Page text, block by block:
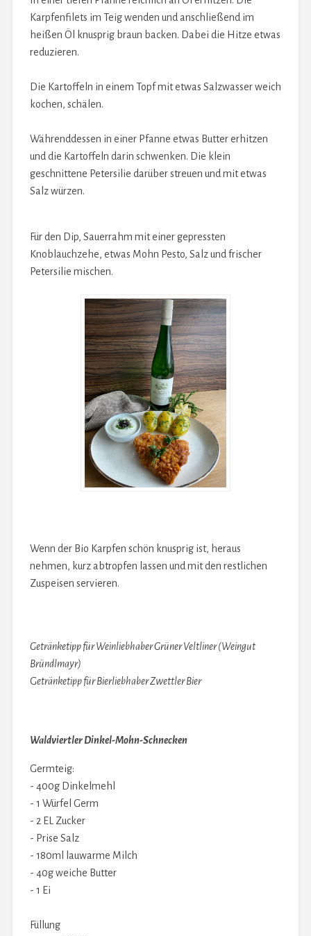
Karpfenfilets im Teig wenden und anschließend im
heißen Öl knusprig braun backen. Dabei die Hitze etwas
reduzieren.
Die Kartoffeln in einem Topf mit etwas Salzwasser weich
kochen, schälen.
Währenddessen in einer Pfanne etwas Butter erhitzen
und die Kartoffeln darin schwenken. Die klein
geschnittene Petersilie darüber streuen und mit etwas
Salz würzen.
Für den Dip, Sauerrahm mit einer gepressten
Knoblauchzehe, etwas Mohn Pesto, Salz und frischer
Petersilie mischen.
Wenn der Bio Karpfen schön knusprig ist, heraus
nehmen, kurz abtropfen lassen und mit den restlichen
Zuspeisen servieren.
Getränketipp für Weinliebhaber Grüner Veltliner (Weingut
Bründlmayr)
Getränketipp für Bierliebhaber Zwettler Bier
Waldviertler Dinkel-Mohn-Schnecken
Germteig:
- 400g Dinkelmehl
- 1 Würfel Germ
- 2 EL Zucker
- Prise Salz
- 180ml lauwarme Milch
- 40g weiche Butter
- 1 Ei
Füllung